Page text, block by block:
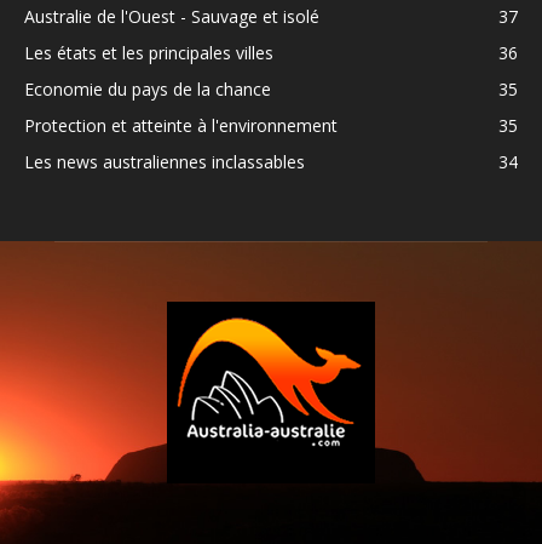
Australie de l'Ouest - Sauvage et isolé
37
Les états et les principales villes
36
Economie du pays de la chance
35
Protection et atteinte à l'environnement
35
Les news australiennes inclassables
34